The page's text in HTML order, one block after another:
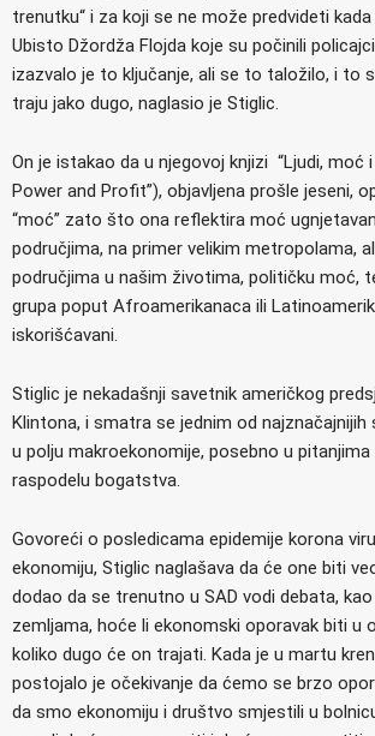
trenutku“ i za koji se ne može predvideti
Ubisto Džordža Flojda koje su počinili
izazvalo je to ključanje, ali se to taložilo, i to
traju jako dugo, naglasio je Stiglic.
On je istakao da u njegovoj knjizi “Ljudi, moć i
Power and Profit”), objavljena prošle jeseni,
“moć” zato što ona reflektira moć
područjima, na primer velikim metropolama,
područjima u našim životima, političku moć,
grupa poput Afroamerikanaca ili
iskorišćavani.
Stiglic je nekadašnji savetnik američkog
Klintona, i smatra se jednim od
u polju makroekonomije, posebno u
raspodelu bogatstva.
Govoreći o posledicama epidemije korona
ekonomiju, Stiglic naglašava da će one biti
dodao da se trenutno u SAD vodi debata,
zemljama, hoće li ekonomski oporavak biti u
koliko dugo će on trajati. Kada je u martu
postojalo je očekivanje da ćemo se brzo
da smo ekonomiju i društvo smjestili u